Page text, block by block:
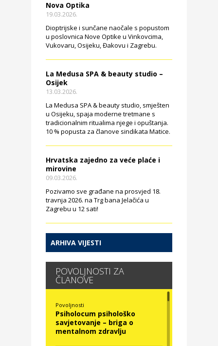
Nova Optika
19.03.2026.
Dioptrijske i sunčane naočale s popustom
u poslovnica Nove Optike u Vinkovcima,
Vukovaru, Osijeku, Đakovu i Zagrebu.
La Medusa SPA & beauty studio –
Osijek
13.03.2026.
La Medusa SPA & beauty studio, smješten
u Osijeku, spaja moderne tretmane s
tradicionalnim ritualima njege i opuštanja.
10 % popusta za članove sindikata Matice.
Hrvatska zajedno za veće plaće i
mirovine
09.03.2026.
Pozivamo sve građane na prosvjed 18.
travnja 2026. na Trg bana Jelačića u
Zagrebu u 12 sati!
ARHIVA VIJESTI
POVOLJNOSTI ZA
ČLANOVE
Povoljnosti
Psiholocum psihološko
savjetovanje – briga o
mentalnom zdravlju